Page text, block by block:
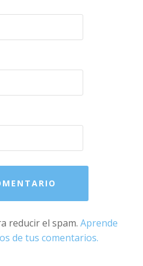
reducir el spam.Aprende
de tus comentarios.